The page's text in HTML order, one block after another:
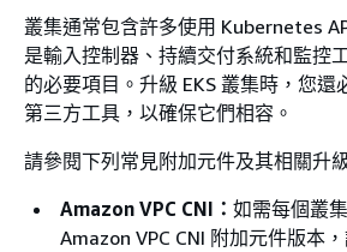
叢集通常包含許多使用 Kubernetes
是輸入控制器、持續交付系統和監控
的必要項目。升級 EKS 叢集時，您還
第三方工具，以確保它們相容。
請參閱下列常見附加元件及其相關升
Amazon VPC CNI： 如需每個叢
Amazon VPC CNI 附加元件版本